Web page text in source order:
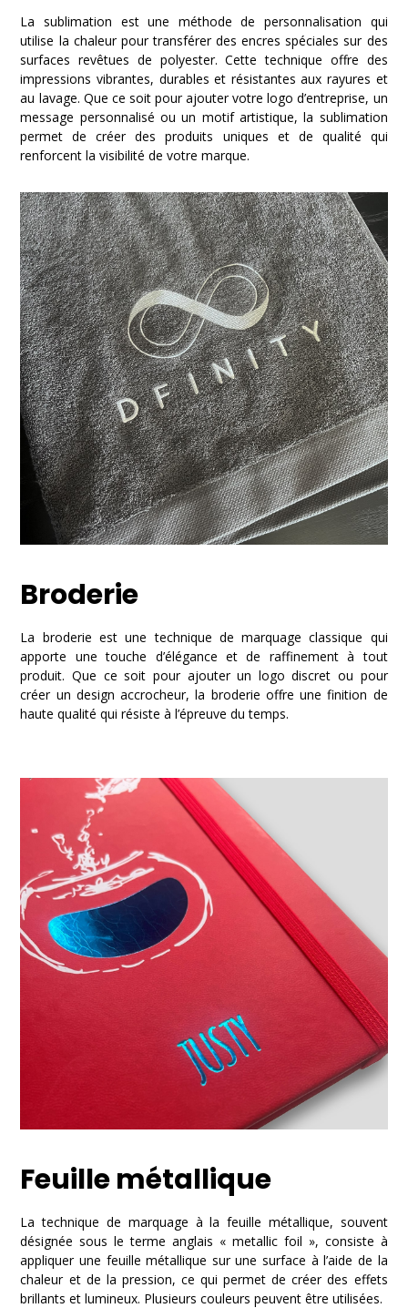
La sublimation est une méthode de personnalisation qui
utilise la chaleur pour transférer des encres spéciales sur des
surfaces revêtues de polyester. Cette technique offre des
impressions vibrantes, durables et résistantes aux rayures et
au lavage. Que ce soit pour ajouter votre logo d’entreprise, un
message personnalisé ou un motif artistique, la sublimation
permet de créer des produits uniques et de qualité qui
renforcent la visibilité de votre marque.
Broderie
La broderie est une technique de marquage classique qui
apporte une touche d’élégance et de raffinement à tout
produit. Que ce soit pour ajouter un logo discret ou pour
créer un design accrocheur, la broderie offre une finition de
haute qualité qui résiste à l’épreuve du temps.
Feuille métallique
La technique de marquage à la feuille métallique, souvent
désignée sous le terme anglais « metallic foil », consiste à
appliquer une feuille métallique sur une surface à l’aide de la
chaleur et de la pression, ce qui permet de créer des effets
brillants et lumineux. Plusieurs couleurs peuvent être utilisées.